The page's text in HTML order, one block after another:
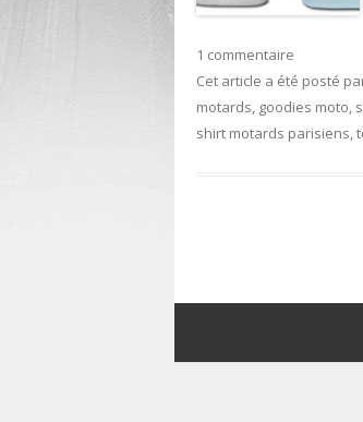
1 commentaire
Cet article a été posté
motards, goodies moto,
shirt motards parisiens,